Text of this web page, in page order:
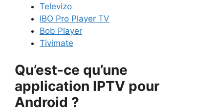
Televizo
IBO Pro Player TV
Bob Player
Tivimate
Qu’est-ce qu’une
application IPTV pour
Android ?